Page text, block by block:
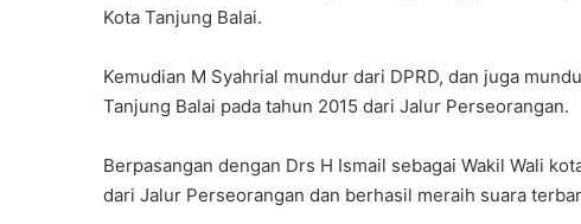
Kota Tanjung Balai.
Kemudian M Syahrial mundur dari DPRD, dan juga
Tanjung Balai pada tahun 2015 dari Jalur Perseorangan.
Berpasangan dengan Drs H Ismail sebagai Wakil Wali
dari Jalur Perseorangan dan berhasil meraih suara